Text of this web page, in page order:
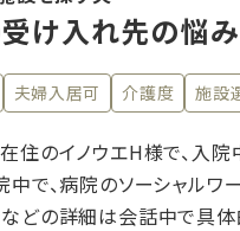
け入れ先の悩み
夫婦入居可 介護度 施設
住のイノウエH様で、入
で、病院のソーシャル
どの詳細は会話中で具体